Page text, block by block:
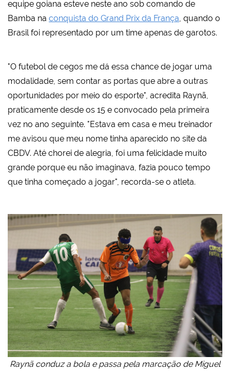
equipe goiana esteve neste ano sob comando de
Bamba na conquista do Grand Prix da França, quando o
Brasil foi representado por um time apenas de garotos.
"O futebol de cegos me dá essa chance de jogar uma
modalidade, sem contar as portas que abre a outras
oportunidades por meio do esporte", acredita Raynã,
praticamente desde os 15 e convocado pela primeira
vez no ano seguinte. "Estava em casa e meu treinador
me avisou que meu nome tinha aparecido no site da
CBDV. Até chorei de alegria, foi uma felicidade muito
grande porque eu não imaginava, fazia pouco tempo
que tinha começado a jogar", recorda-se o atleta.
Raynã conduz a bola e passa pela marcação de Miguel